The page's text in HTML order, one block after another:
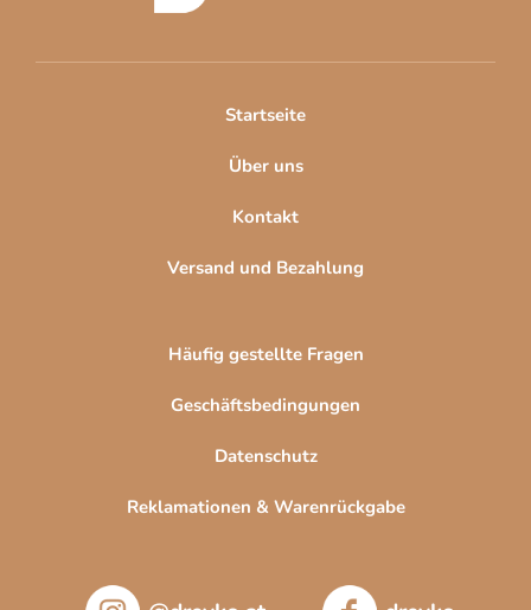
Startseite
Über uns
Kontakt
Versand und Bezahlung
Häufig gestellte Fragen
Geschäftsbedingungen
Datenschutz
Reklamationen & Warenrückgabe